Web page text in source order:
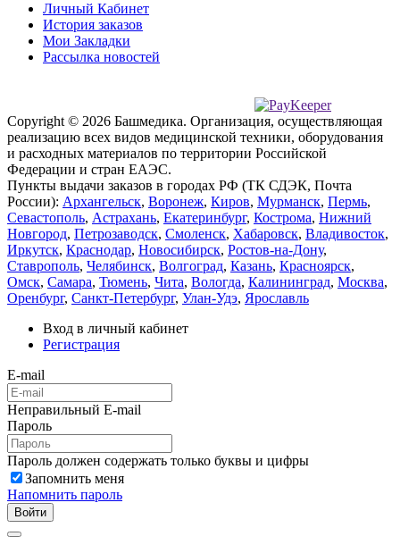
Личный Кабинет
История заказов
Мои Закладки
Рассылка новостей
Copyright © 2026 Башмедика. Организация, осуществляющая
реализацию всех видов медицинской техники, оборудования
и расходных материалов по территории Российской
Федерации и стран ЕАЭС.
Пункты выдачи заказов в городах РФ (ТК СДЭК, Почта
России): Архангельск, Воронеж, Киров, Мурманск, Пермь,
Севастополь, Астрахань, Екатеринбург, Кострома, Нижний
Новгород, Петрозаводск, Смоленск, Хабаровск, Владивосток,
Иркутск, Краснодар, Новосибирск, Ростов-на-Дону,
Ставрополь, Челябинск, Волгоград, Казань, Красноярск,
Омск, Самара, Тюмень, Чита, Вологда, Калининград, Москва,
Оренбург, Санкт-Петербург, Улан-Удэ, Ярославль
Вход в личный кабинет
Регистрация
E-mail
Неправильный E-mail
Пароль
Пароль должен содержать только буквы и цифры
Запомнить меня
Напомнить пароль
Войти